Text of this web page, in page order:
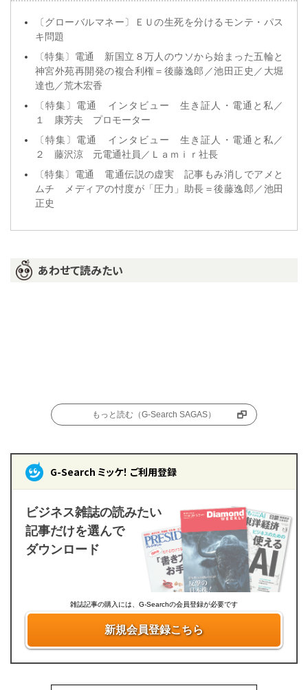
〔グローバルマネー〕ＥＵの生死を分けるモンテ・パス
キ問題
〔特集〕電通 新国立８万人のウソから始まった五輪と
神宮外苑再開発の複合利権＝後藤逸郎／池田正史／大堀
達也／荒木宏香
〔特集〕電通 インタビュー 生き証人・電通と私／
１ 康芳夫 プロモーター
〔特集〕電通 インタビュー 生き証人・電通と私／
２ 藤沢涼 元電通社員／Ｌａｍｉｒ社長
〔特集〕電通 電通伝説の虚実 記事もみ消しでアメと
ムチ メディアの忖度が「圧力」助長＝後藤逸郎／池田
正史
あわせて読みたい
もっと読む（G-Search SAGAS）
G-Search ミッケ！ ご利用登録
ビジネス雑誌の読みたい
記事だけを選んで
ダウンロード
雑誌記事の購入には、G-Searchの会員登録が必要です
新規会員登録こちら